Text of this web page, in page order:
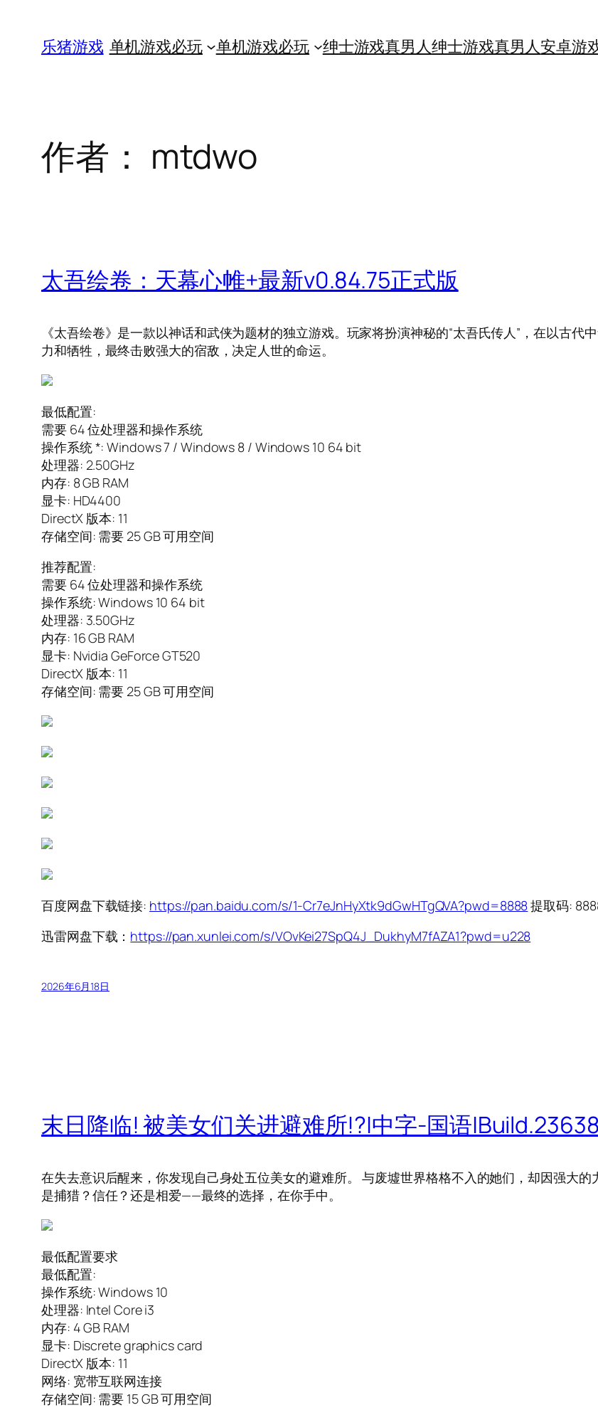
乐猪游戏 单机游戏必玩 单机游戏必玩 绅士游戏真男人绅士游戏真男人安卓游
作者： mtdwo
太吾绘卷：天幕心帷+最新v0.84.75正式版
《太吾绘卷》是一款以神话和武侠为题材的独立游戏。玩家将扮演神秘的“太吾氏传人”，在以古
力和牺牲，最终击败强大的宿敌，决定人世的命运。
最低配置:
需要 64 位处理器和操作系统
操作系统 *: Windows 7 / Windows 8 / Windows 10 64 bit
处理器: 2.50GHz
内存: 8 GB RAM
显卡: HD4400
DirectX 版本: 11
存储空间: 需要 25 GB 可用空间
推荐配置:
需要 64 位处理器和操作系统
操作系统: Windows 10 64 bit
处理器: 3.50GHz
内存: 16 GB RAM
显卡: Nvidia GeForce GT520
DirectX 版本: 11
存储空间: 需要 25 GB 可用空间
百度网盘下载链接: https://pan.baidu.com/s/1-Cr7eJnHyXtk9dGwHTgQVA?pwd=8888提取码:
迅雷网盘下载： https://pan.xunlei.com/s/VOvKei27SpQ4J_DukhyM7fAZA1?pwd=u228
2026年6月18日
末日降临! 被美女们关进避难所!?|中字-国语
在失去意识后醒来，你发现自己身处五位美女的避难所。 与废墟世界格格不入的她们，却因强大的
是捕猎？信任？还是相爱——最终的选择，在你手中。
最低配置要求
最低配置:
操作系统: Windows 10
处理器: Intel Core i3
内存: 4 GB RAM
显卡: Discrete graphics card
DirectX 版本: 11
网络: 宽带互联网连接
存储空间: 需要 15 GB 可用空间